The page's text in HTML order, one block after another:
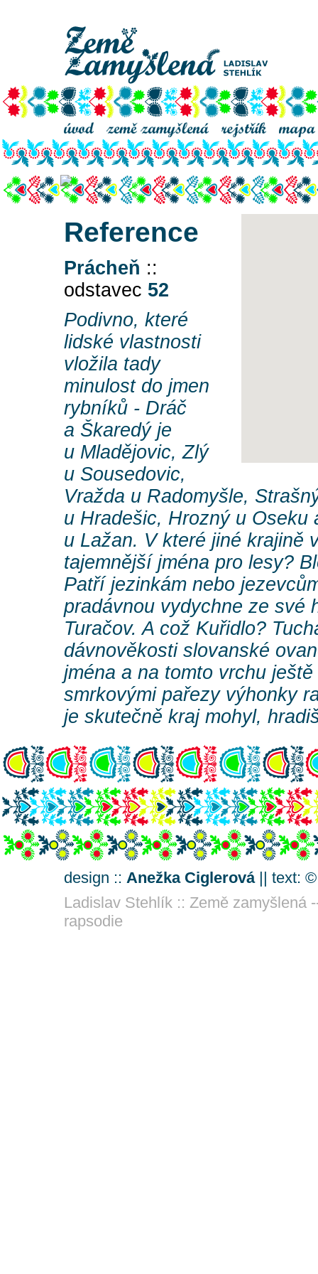
Reference
Prácheň ::
odstavec 52
Podivno, které
lidské vlastnosti
vložila tady
minulost do jmen
rybníků - Dráč
a Škaredý je
u Mladějovic, Zlý
u Sousedovic,
Vražda u Radomyšle,
u Hradešic, Hrozný u Oseku
u Lažan. V které jiné krajině
tajemnější jména pro lesy?
Patří jezinkám nebo
pradávnou vydychne ze své
Turačov. A což Kuřidlo?
dávnověkosti slovanské
jména a na tomto vrchu
smrkovými pařezy výhonky
je skutečně kraj mohyl,
design :: Anežka Ciglerová|| text: ©
Ladislav Stehlík :: Země zamyšlená
rapsodie